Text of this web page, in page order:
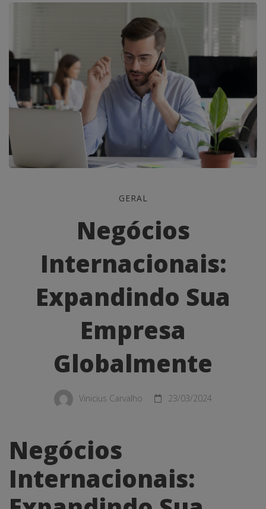
Internacionais:
Expandindo
Sua
Empresa
Globalmente
GERAL
Negócios
Internacionais:
Expandindo Sua
Empresa
Globalmente
Vinicius Carvalho 23/03/2024
Negócios
Internacionais: